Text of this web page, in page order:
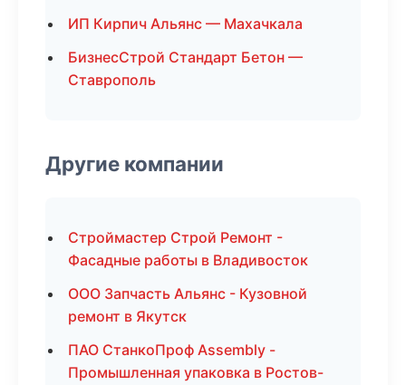
ИП Кирпич Альянс — Махачкала
БизнесСтрой Стандарт Бетон —
Ставрополь
Другие компании
Строймастер Строй Ремонт -
Фасадные работы в Владивосток
ООО Запчасть Альянс - Кузовной
ремонт в Якутск
ПАО СтанкоПроф Assembly -
Промышленная упаковка в Ростов-